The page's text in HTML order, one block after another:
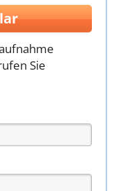
Sie